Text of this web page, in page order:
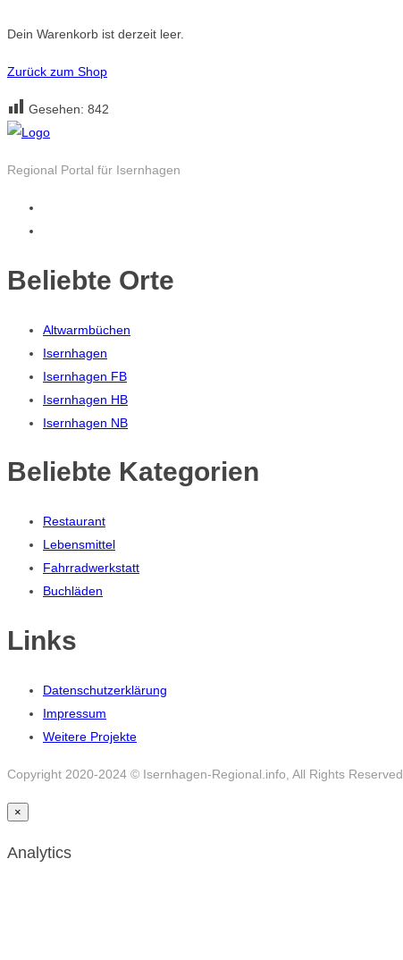
Dein Warenkorb ist derzeit leer.
Zurück zum Shop
Gesehen: 842
Regional Portal für Isernhagen
Beliebte Orte
Altwarmbüchen
Isernhagen
Isernhagen FB
Isernhagen HB
Isernhagen NB
Beliebte Kategorien
Restaurant
Lebensmittel
Fahrradwerkstatt
Buchläden
Links
Datenschutzerklärung
Impressum
Weitere Projekte
Copyright 2020-2024 © Isernhagen-Regional.info, All Rights Reserved.
×
Analytics